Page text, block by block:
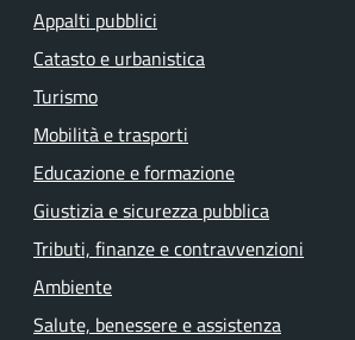
Appalti pubblici
Catasto e urbanistica
Turismo
Mobilità e trasporti
Educazione e formazione
Giustizia e sicurezza pubblica
Tributi, finanze e contravvenzioni
Ambiente
Salute, benessere e assistenza